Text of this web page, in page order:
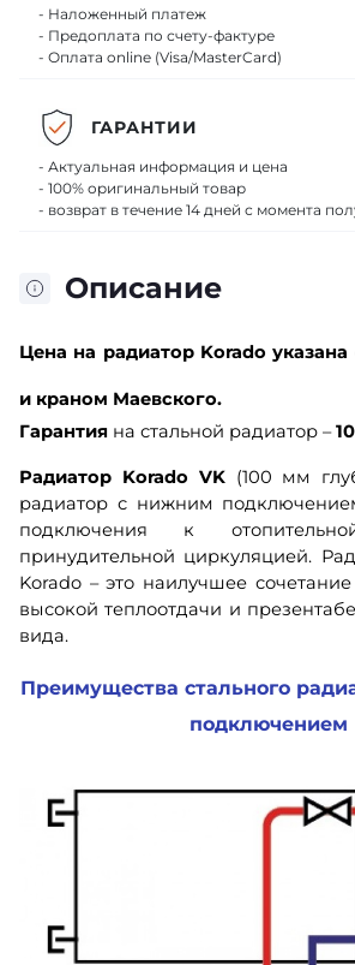
Описание
Цена на радиатор Korado
и краном Маевского.
Гарантия на стальной радиатор –
Радиатор Korado VK(100 мм
радиатор с нижним
подключения к
принудительной циркуляцией.
Korado – это наилучшее
высокой теплоотдачи и
вида.
Преимущества стального
подключением
- Наложенный платеж
- Предоплата по счету-фактуре
- Оплата online (Visa/MasterCard)
ГАРАНТИИ
- Актуальная информация и цена
- 100% оригинальный товар
- возврат в течение 14 дней с момента